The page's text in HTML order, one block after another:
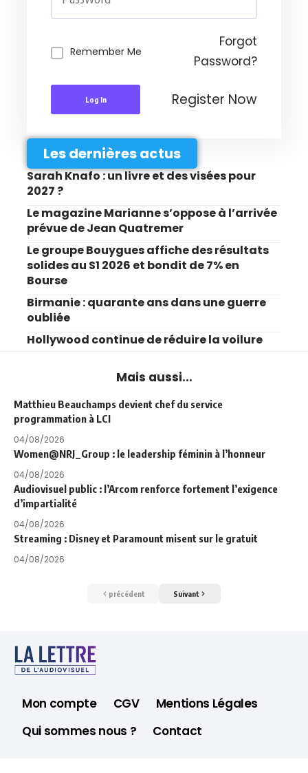
Remember Me
Forgot
Password?
Log In Register Now
Les dernières actus
Sarah Knafo : un livre et des visées pour
2027 ?
Le magazine Marianne s’oppose à l’arrivée
prévue de Jean Quatremer
Le groupe Bouygues affiche des résultats
solides au S1 2026 et bondit de 7% en
Bourse
Birmanie : quarante ans dans une guerre
oubliée
Hollywood continue de réduire la voilure
Mais aussi...
Matthieu Beauchamps devient chef du service
programmation à LCI
04/08/2026
Women@NRJ_Group : le leadership féminin à l’honneur
04/08/2026
Audiovisuel public : l’Arcom renforce fortement l’exigence
d’impartialité
04/08/2026
Streaming : Disney et Paramount misent sur le gratuit
04/08/2026
précédent Suivant
Mon compte CGV
Mentions Légales
Qui sommes nous ?
Contact